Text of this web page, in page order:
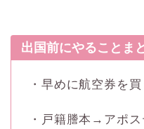
出国前にやることま
・早めに航空券を買
・戸籍謄本→アポ